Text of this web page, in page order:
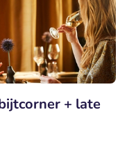
+ late